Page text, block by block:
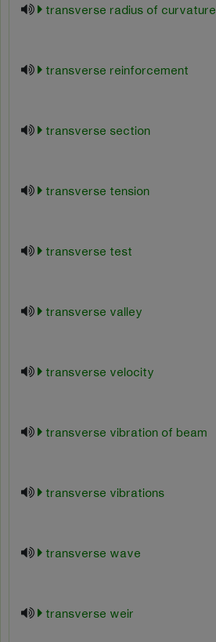
transverse radius of curvature
transverse reinforcement
transverse section
transverse tension
transverse test
transverse valley
transverse velocity
transverse vibration of beam
transverse vibrations
transverse wave
transverse weir